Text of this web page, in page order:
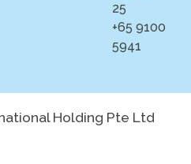
25
+65 9100
5941
Holding Pte Ltd